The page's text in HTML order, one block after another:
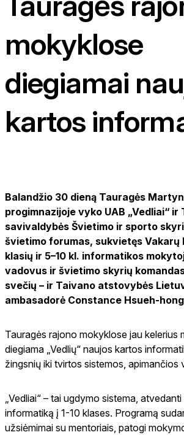
mokyklose
diegiamai
kartos
Balandžio 30 dieną Tauragės
progimnazijoje vyko UAB „Vedliai“
savivaldybės Švietimo ir sporto
švietimo forumas, sukvietęs Vakarų
klasių ir 5–10 kl. informatikos
vadovus ir švietimo skyrių
svečių – ir Taivano atstovybės
ambasadorė Constance Hsueh-
Tauragės rajono mokyklose jau kelerius
diegiama „Vedlių“ naujos kartos
žingsnių iki tvirtos sistemos, apimančios
„Vedliai“ – tai ugdymo sistema,
informatiką į 1-10 klases. Programą
užsiėmimai su mentoriais, patogi